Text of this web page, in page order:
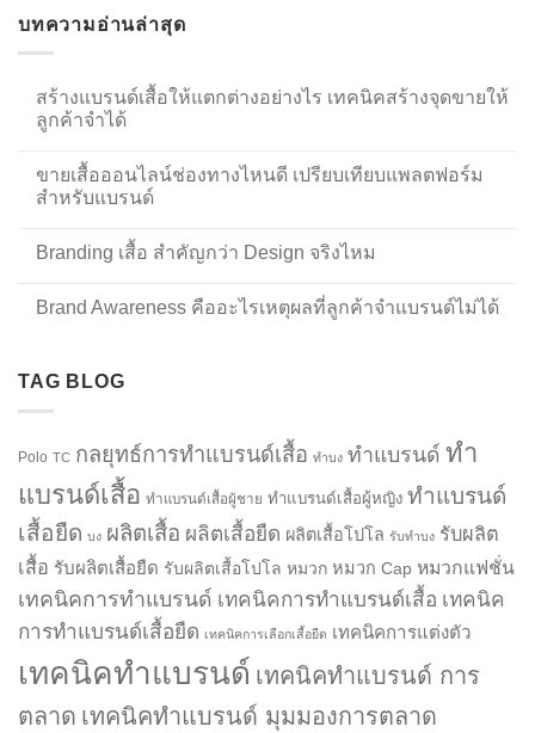
บทความอ่านล่าสุด
สร้างแบรนด์เสื้อให้แตกต่างอย่างไร เทคนิคสร้างจุดขายให้
ลูกค้าจำได้
ขายเสื้อออนไลน์ช่องทางไหนดี เปรียบเทียบแพลตฟอร์ม
สำหรับแบรนด์
Branding เสื้อ สำคัญกว่า Design จริงไหม
Brand Awareness คืออะไรเหตุผลที่ลูกค้าจำแบรนด์ไม่ได้
TAG BLOG
Polo TC กลยุทธ์การทำแบรนด์เสื้อ ทำบง ทำแบรนด์ ทำ
แบรนด์เสื้อ ทำแบรนด์เสื้อผู้ชาย ทำแบรนด์เสื้อผู้หญิง ทำแบรนด์
เสื้อยืด บง ผลิตเสื้อ ผลิตเสื้อยืด ผลิตเสื้อโปโล รับทำบง รับผลิต
เสื้อ รับผลิตเสื้อยืด รับผลิตเสื้อโปโล หมวก หมวก Cap หมวกแฟชั่น
เทคนิคการทำแบรนด์ เทคนิคการทำแบรนด์เสื้อ เทคนิค
การทำแบรนด์เสื้อยืด เทคนิคการเลือกเสื้อยืด เทคนิคการแต่งตัว
เทคนิคทำแบรนด์ เทคนิคทำแบรนด์ การ
ตลาด เทคนิคทำแบรนด์ มุมมองการตลาด